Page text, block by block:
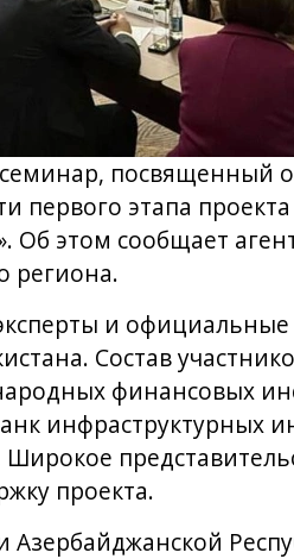
посвященный
первого этапа
этом сообщает
региона.
и официальные
Состав
финансовых
инфраструктурных
проекта.
Азербайджанской